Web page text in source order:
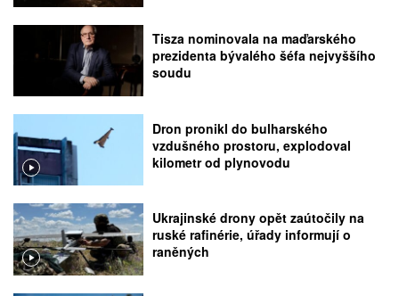
Tisza nominovala na maďarského
prezidenta bývalého šéfa nejvyššího
soudu
Dron pronikl do bulharského
vzdušného prostoru, explodoval
kilometr od plynovodu
Ukrajinské drony opět zaútočily na
ruské rafinérie, úřady informují o
raněných